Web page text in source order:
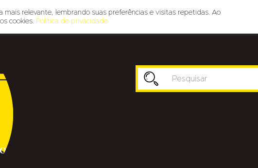
mais relevante, lembrando suas preferências e visitas repetidas. Ao
cookies. Política de privacidade